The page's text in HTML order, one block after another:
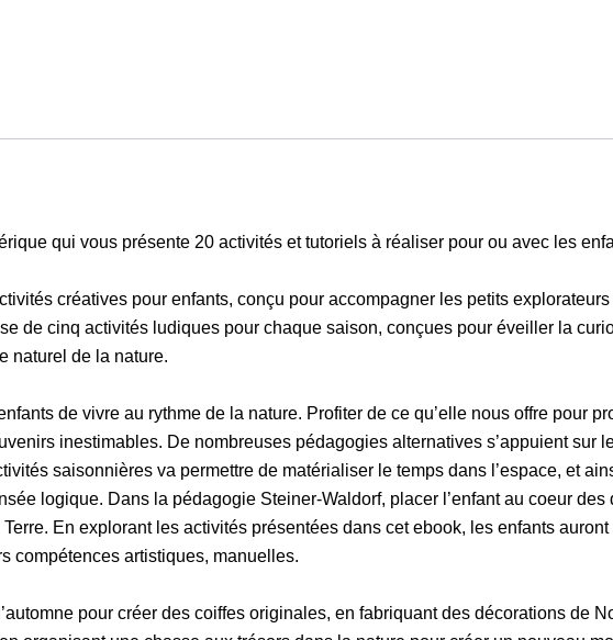
qui vous présente 20 activités et tutoriels à réaliser pour ou avec les
créatives pour enfants, conçu pour accompagner les petits
de cinq activités ludiques pour chaque saison, conçues pour éveiller la
naturel de la nature.
de vivre au rythme de la nature. Profiter de ce qu’elle nous offre pour
inestimables. De nombreuses pédagogies alternatives s’appuient sur
saisonnières va permettre de matérialiser le temps dans l’espace, et
logique. Dans la pédagogie Steiner-Waldorf, placer l’enfant au coeur
En explorant les activités présentées dans cet ebook, les enfants
compétences artistiques, manuelles.
pour créer des coiffes originales, en fabriquant des décorations de